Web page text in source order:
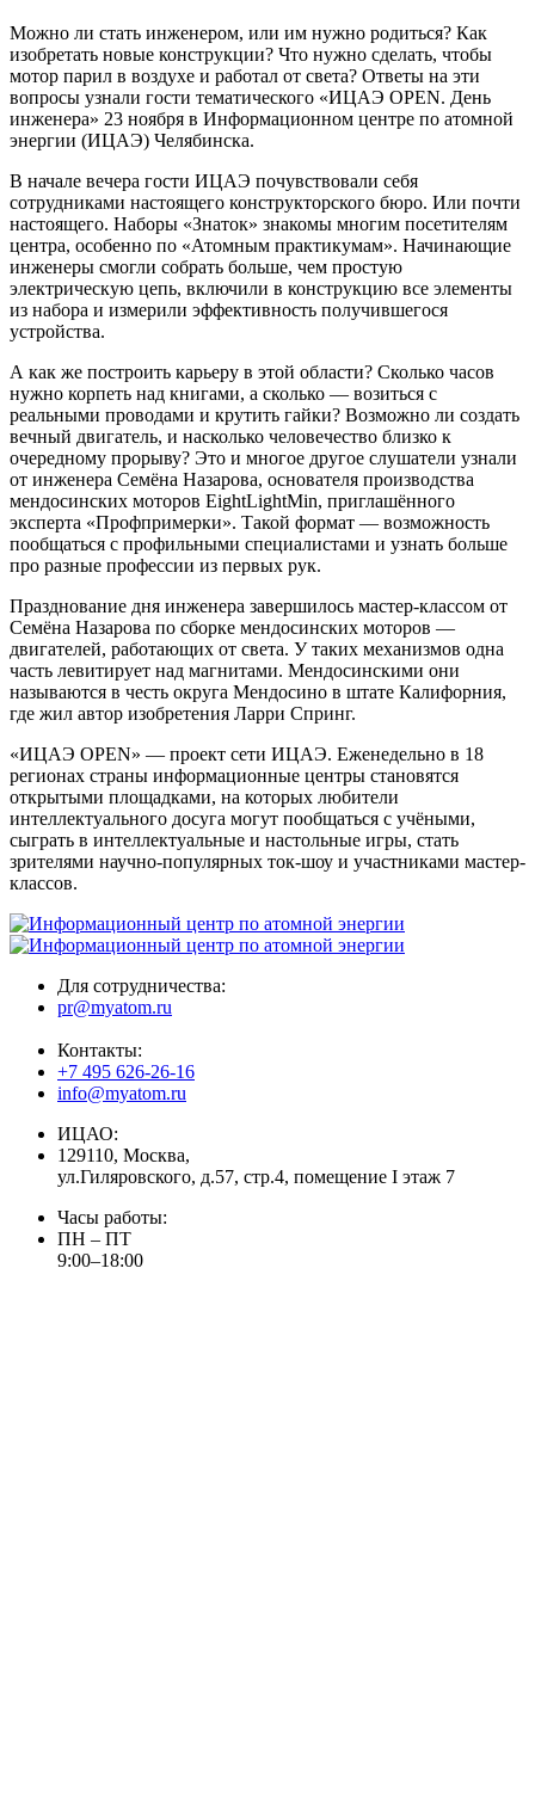
Можно ли стать инженером, или им нужно родиться? Как
изобретать новые конструкции? Что нужно сделать, чтобы
мотор парил в воздухе и работал от света? Ответы на эти
вопросы узнали гости тематического «ИЦАЭ OPEN. День
инженера» 23 ноября в Информационном центре по атомной
энергии (ИЦАЭ) Челябинска.
В начале вечера гости ИЦАЭ почувствовали себя
сотрудниками настоящего конструкторского бюро. Или почти
настоящего. Наборы «Знаток» знакомы многим посетителям
центра, особенно по «Атомным практикумам». Начинающие
инженеры смогли собрать больше, чем простую
электрическую цепь, включили в конструкцию все элементы
из набора и измерили эффективность получившегося
устройства.
А как же построить карьеру в этой области? Сколько часов
нужно корпеть над книгами, а сколько — возиться с
реальными проводами и крутить гайки? Возможно ли создать
вечный двигатель, и насколько человечество близко к
очередному прорыву? Это и многое другое слушатели узнали
от инженера Семёна Назарова, основателя производства
мендосинских моторов EightLightMin, приглашённого
эксперта «Профпримерки». Такой формат — возможность
пообщаться с профильными специалистами и узнать больше
про разные профессии из первых рук.
Празднование дня инженера завершилось мастер-классом от
Семёна Назарова по сборке мендосинских моторов —
двигателей, работающих от света. У таких механизмов одна
часть левитирует над магнитами. Мендосинскими они
называются в честь округа Мендосино в штате Калифорния,
где жил автор изобретения Ларри Спринг.
«ИЦАЭ OPEN» — проект сети ИЦАЭ. Еженедельно в 18
регионах страны информационные центры становятся
открытыми площадками, на которых любители
интеллектуального досуга могут пообщаться с учёными,
сыграть в интеллектуальные и настольные игры, стать
зрителями научно-популярных ток-шоу и участниками мастер-
классов.
Для сотрудничества:
pr@myatom.ru
Контакты:
+7 495 626-26-16
info@myatom.ru
ИЦАО:
129110, Москва,
ул.Гиляровского, д.57, стр.4, помещение I этаж 7
Часы работы:
ПН – ПТ
9:00–18:00